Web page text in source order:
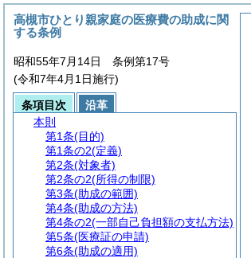
高槻市ひとり親家庭の医療費の助成に関
する条例
昭和55年7月14日 条例第17号
(令和7年4月1日施行)
条項目次
沿革
本則
第1条(目的)
第1条の2(定義)
第2条(対象者)
第2条の2(所得の制限)
第3条(助成の範囲)
第4条(助成の方法)
第4条の2(一部自己負担額の支払方法)
第5条(医療証の申請)
第6条(助成の適用)